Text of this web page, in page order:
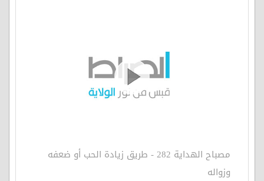
مصباح الهداية 282 - طريق زيادة الحب أو ضعفه
وزواله